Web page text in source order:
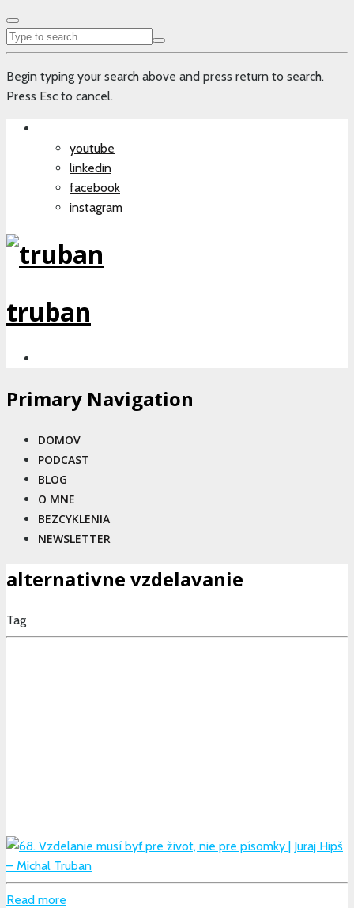
Begin typing your search above and press return to search.
Press Esc to cancel.
youtube
linkedin
facebook
instagram
truban
Primary Navigation
DOMOV
PODCAST
BLOG
O MNE
BEZCYKLENIA
NEWSLETTER
alternativne vzdelavanie
Tag
Read more